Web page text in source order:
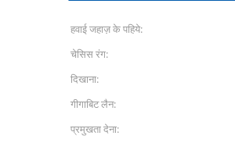
हवाई जहाज़ के पहिये:
चेसिस रंग:
दिखाना:
गीगाबिट लैन:
प्रमुखता देना: